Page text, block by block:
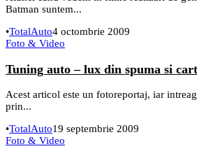
Batman suntem...
•TotalAuto4 octombrie 2009
Foto & Video
Tuning auto – lux din spuma si
Acest articol este un fotoreportaj, iar
prin...
•TotalAuto19 septembrie 2009
Foto & Video